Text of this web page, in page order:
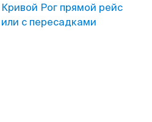
Кривой Рог прямой рейс
или с пересадками